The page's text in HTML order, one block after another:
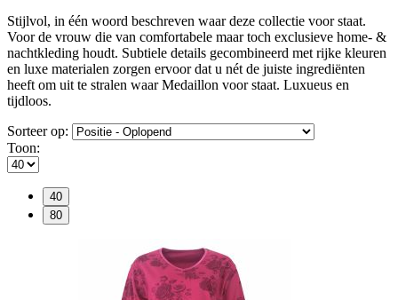
Stijlvol, in één woord beschreven waar deze collectie voor staat.
Voor de vrouw die van comfortabele maar toch exclusieve home- &
nachtkleding houdt. Subtiele details gecombineerd met rijke kleuren
en luxe materialen zorgen ervoor dat u nét de juiste ingrediënten
heeft om uit te stralen waar Medaillon voor staat. Luxueus en
tijdloos.
Sorteer op:
Toon:
40
80